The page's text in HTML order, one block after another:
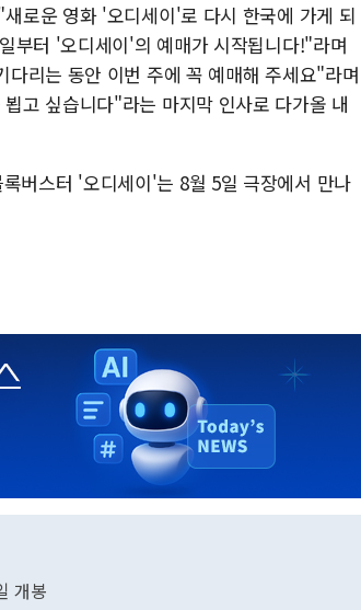
로운 영화 '오디세이'로 다시 한국에 가게 되
부터 '오디세이'의 예매가 시작됩니다!"라며
리는 동안 이번 주에 꼭 예매해 주세요"라며
고 싶습니다"라는 마지막 인사로 다가올 내
버스터 '오디세이'는 8월 5일 극장에서 만나
개봉